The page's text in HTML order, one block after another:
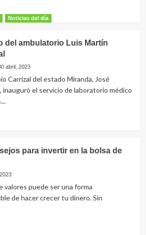
Noticias del día
del ambulatorio Luis Martín
abril, 2023
Carrizal del estado Miranda, José
inauguró el servicio de laboratorio médico
para invertir en la bolsa de
valores puede ser una forma
de hacer crecer tu dinero. Sin